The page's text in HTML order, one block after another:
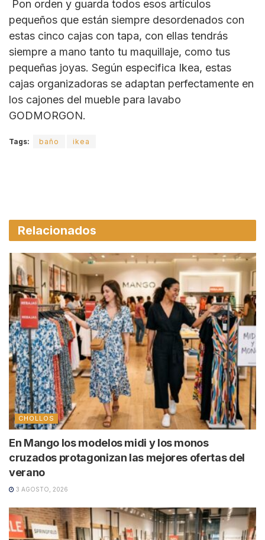
Pon orden y guarda todos esos artículos
pequeños que están siempre desordenados con
estas cinco cajas con tapa, con ellas tendrás
siempre a mano tanto tu maquillaje, como tus
pequeñas joyas. Según especifica Ikea, estas
cajas organizadoras se adaptan perfectamente en
los cajones del mueble para lavabo
GODMORGON.
Tags: baño ikea
Relacionados
CHOLLOS
En Mango los modelos midi y los monos
cruzados protagonizan las mejores ofertas del
verano
3 AGOSTO, 2026